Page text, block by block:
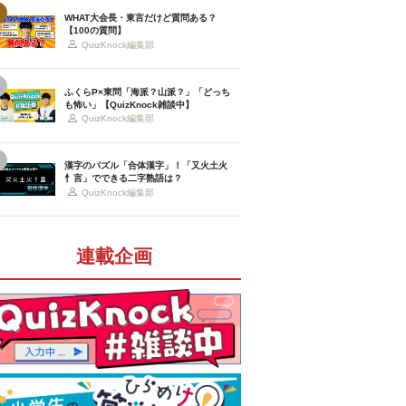
WHAT大会長・東言だけど質問ある？
【100の質問】
QuizKnock編集部
ふくらP×東問「海派？山派？」「どっち
も怖い」【QuizKnock雑談中】
QuizKnock編集部
漢字のパズル「合体漢字」！「又火土火
忄言」でできる二字熟語は？
QuizKnock編集部
連載企画